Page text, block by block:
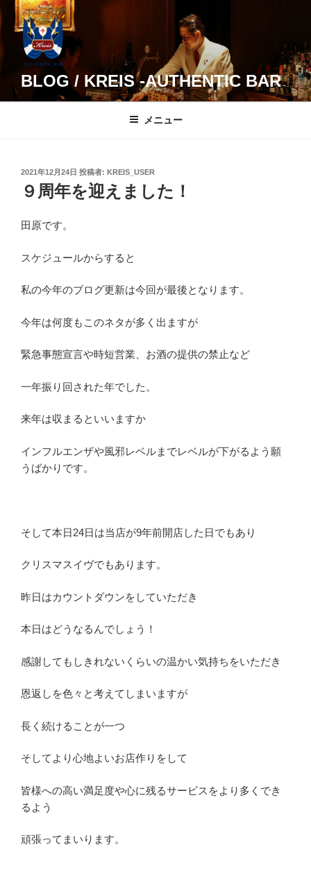
コ
BLOG / KREIS -AUTHENTIC BAR
メニュー
投
稿
日:
2021年12月24日 投稿者: KREIS_USER
９周年を迎えました！
田原です。
スケジュールからすると
私の今年のブログ更新は今回が最後となります。
今年は何度もこのネタが多く出ますが
緊急事態宣言や時短営業、お酒の提供の禁止など
一年振り回された年でした。
来年は収まるといいますか
インフルエンザや風邪レベルまでレベルが下がるよう願
うばかりです。
そして本日24日は当店が9年前開店した日でもあり
クリスマスイヴでもあります。
昨日はカウントダウンをしていただき
本日はどうなるんでしょう！
感謝してもしきれないくらいの温かい気持ちをいただき
恩返しを色々と考えてしまいますが
長く続けることが一つ
そしてより心地よいお店作りをして
皆様への高い満足度や心に残るサービスをより多くでき
るよう
頑張ってまいります。